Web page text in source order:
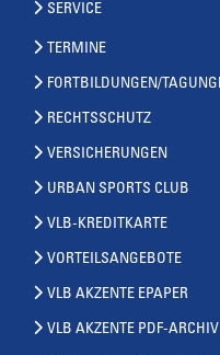
SERVICE
TERMINE
FORTBILDUNGEN/
RECHTSSCHUTZ
VERSICHERUNGEN
URBAN SPORTS CLUB
VLB-KREDITKARTE
VORTEILSANGEBOTE
VLB AKZENTE EPAPER
VLB AKZENTE PDF-ARCHIV